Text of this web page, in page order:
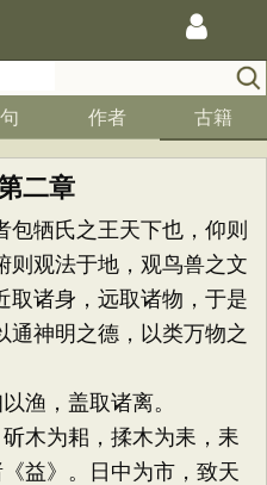
作者 古籍
二章
之王天下也，仰则
则观法于地，观鸟兽之文
取诸身，远取诸物，于是
通神明之德，以类万物之
，盖取诸离。
木为耜，揉木为耒，耒
益》。日中为市，致天